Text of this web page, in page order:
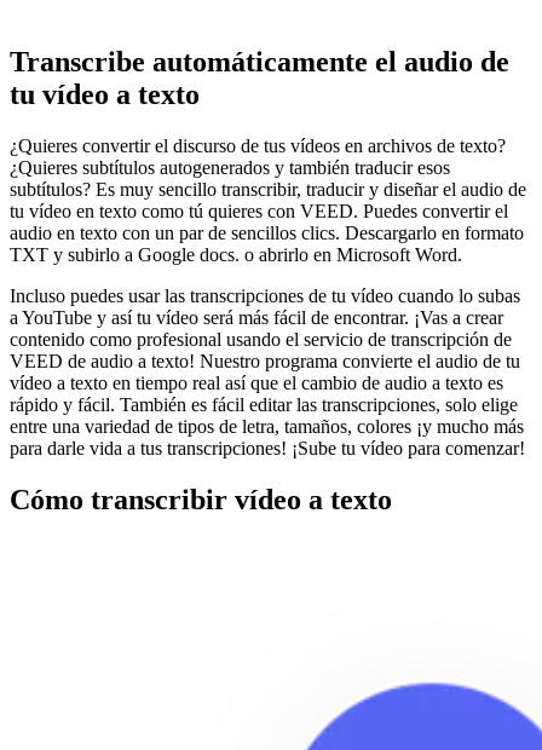
Transcribe automáticamente el audio de
tu vídeo a texto
¿Quieres convertir el discurso de tus vídeos en archivos de texto?
¿Quieres subtítulos autogenerados y también traducir esos
subtítulos? Es muy sencillo transcribir, traducir y diseñar el audio de
tu vídeo en texto como tú quieres con VEED. Puedes convertir el
audio en texto con un par de sencillos clics. Descargarlo en formato
TXT y subirlo a Google docs. o abrirlo en Microsoft Word.
Incluso puedes usar las transcripciones de tu vídeo cuando lo subas
a YouTube y así tu vídeo será más fácil de encontrar. ¡Vas a crear
contenido como profesional usando el servicio de transcripción de
VEED de audio a texto! Nuestro programa convierte el audio de tu
vídeo a texto en tiempo real así que el cambio de audio a texto es
rápido y fácil. También es fácil editar las transcripciones, solo elige
entre una variedad de tipos de letra, tamaños, colores ¡y mucho más
para darle vida a tus transcripciones! ¡Sube tu vídeo para comenzar!
Cómo transcribir vídeo a texto